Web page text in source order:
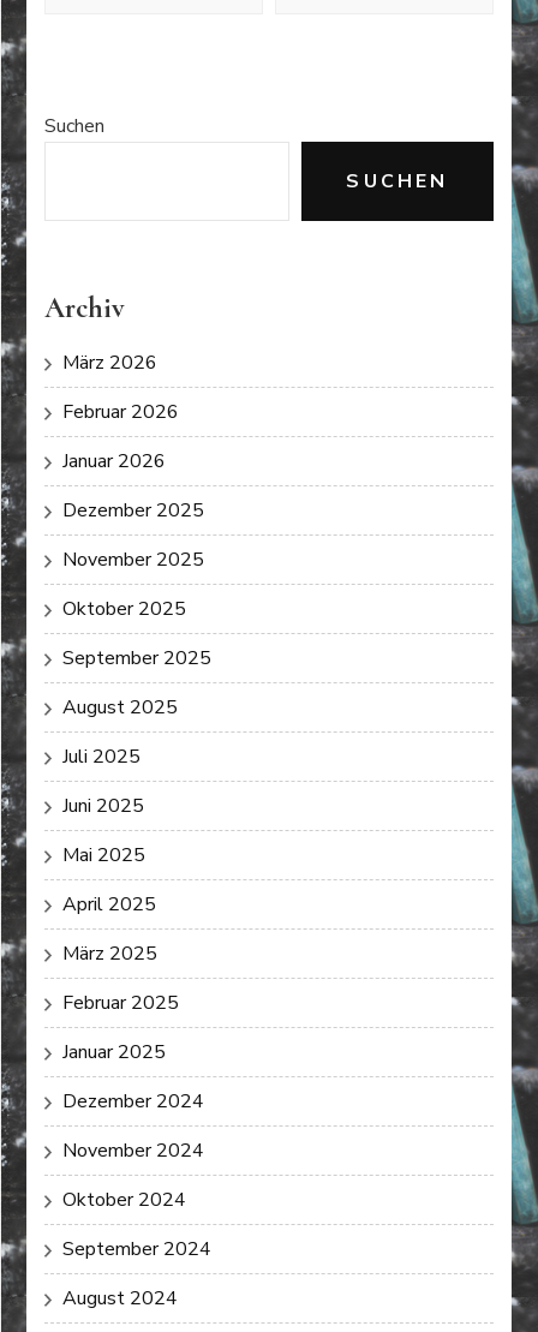
Suchen
SUCHEN
Archiv
März 2026
Februar 2026
Januar 2026
Dezember 2025
November 2025
Oktober 2025
September 2025
August 2025
Juli 2025
Juni 2025
Mai 2025
April 2025
März 2025
Februar 2025
Januar 2025
Dezember 2024
November 2024
Oktober 2024
September 2024
August 2024